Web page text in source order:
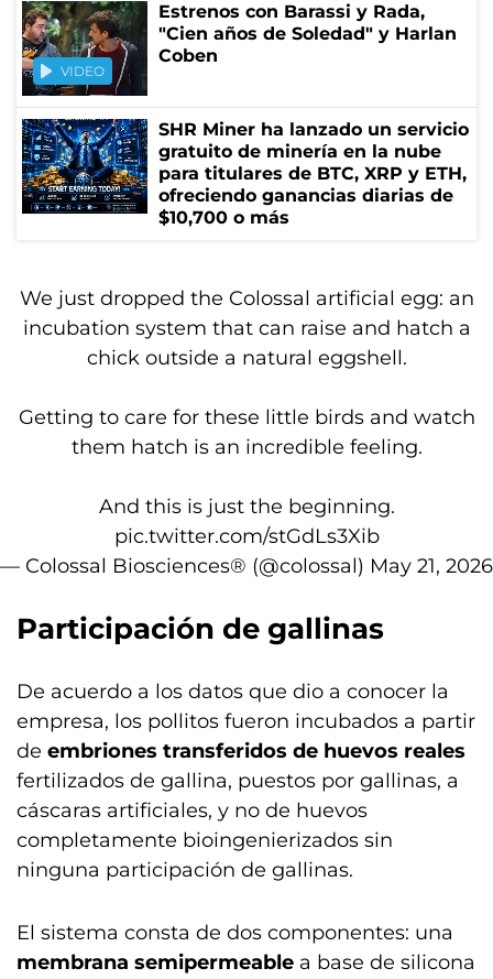
VIDEO
Estrenos con Barassi y Rada,
"Cien años de Soledad" y Harlan
Coben
SHR Miner ha lanzado un servicio
gratuito de minería en la nube
para titulares de BTC, XRP y ETH,
ofreciendo ganancias diarias de
$10,700 o más
We just dropped the Colossal artificial egg: an
incubation system that can raise and hatch a
chick outside a natural eggshell.
Getting to care for these little birds and watch
them hatch is an incredible feeling.
And this is just the beginning.
pic.twitter.com/stGdLs3Xib
— Colossal Biosciences® (@colossal) May 21, 2026
Participación de gallinas
De acuerdo a los datos que dio a conocer la
empresa, los pollitos fueron incubados a partir
de embriones transferidos de huevos reales
fertilizados de gallina, puestos por gallinas, a
cáscaras artificiales, y no de huevos
completamente bioingenierizados sin
ninguna participación de gallinas.
El sistema consta de dos componentes: una
membrana semipermeable a base de silicona